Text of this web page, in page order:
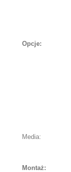
Opcje:
Media:
Montaż: